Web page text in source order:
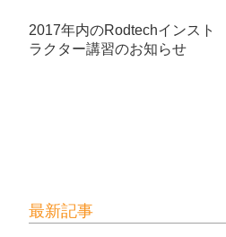
2017年内のRodtechインスト
ラクター講習のお知らせ
最新記事